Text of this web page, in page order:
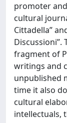
promoter
cultural
Cittadella”
fragment of
writings and
unpublished
time it also
cultural
intellectuals,